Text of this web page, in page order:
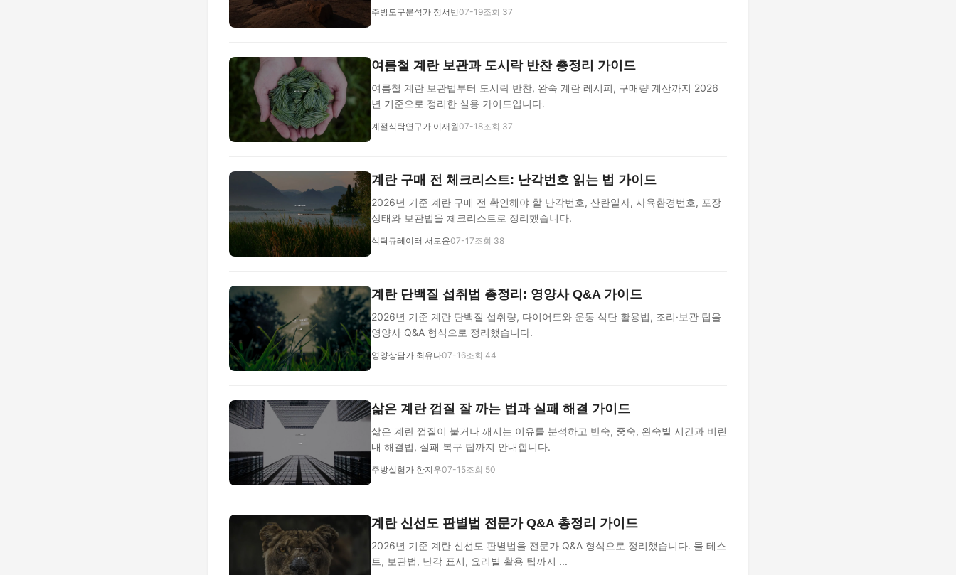
주방도구분석가 정서빈07-19조회 37
여름철 계란 보관과 도시락 반찬 총정리 가이드
여름철 계란 보관법부터 도시락 반찬, 완숙 계란 레시피, 구매량 계산까지 2026
년 기준으로 정리한 실용 가이드입니다.
계절식탁연구가 이재원07-18조회 37
계란 구매 전 체크리스트: 난각번호 읽는 법 가이드
2026년 기준 계란 구매 전 확인해야 할 난각번호, 산란일자, 사육환경번호, 포장
상태와 보관법을 체크리스트로 정리했습니다.
식탁큐레이터 서도윤07-17조회 38
계란 단백질 섭취법 총정리: 영양사 Q&A 가이드
2026년 기준 계란 단백질 섭취량, 다이어트와 운동 식단 활용법, 조리·보관 팁을
영양사 Q&A 형식으로 정리했습니다.
영양상담가 최유나07-16조회 44
삶은 계란 껍질 잘 까는 법과 실패 해결 가이드
삶은 계란 껍질이 붙거나 깨지는 이유를 분석하고 반숙, 중숙, 완숙별 시간과 비린
내 해결법, 실패 복구 팁까지 안내합니다.
주방실험가 한지우07-15조회 50
계란 신선도 판별법 전문가 Q&A 총정리 가이드
2026년 기준 계란 신선도 판별법을 전문가 Q&A 형식으로 정리했습니다. 물 테스
트, 보관법, 난각 표시, 요리별 활용 팁까지 ...